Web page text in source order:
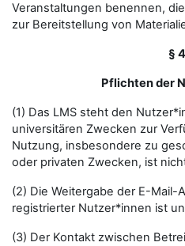
Veranstaltungen benennen,
zur Bereitstellung von
§ 4
Pflichten der
(1) Das LMS steht den
universitären Zwecken zur
Nutzung, insbesondere zu
oder privaten Zwecken, ist
(2) Die Weitergabe der E-Mail-
registrierter Nutzer*innen ist
(3) Der Kontakt zwischen